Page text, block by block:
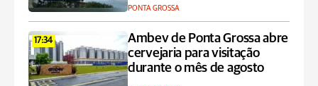
PONTA GROSSA
17:34
Ambev de Ponta Grossa abre
cervejaria para visitação
durante o mês de agosto